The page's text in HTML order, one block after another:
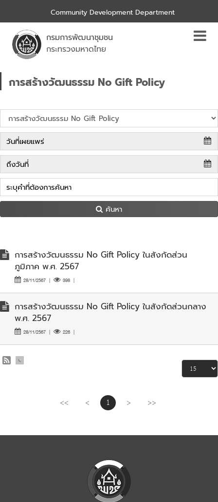
Community Development Department
กรมการพัฒนาชุมชน
กระทรวงมหาดไทย
การสร้างวัฒนธรรม No Gift Policy
ค้นหา
การสร้างวัฒนธรรม No Gift Policy ในสังกัดส่วน
ภูมิภาค พ.ศ. 2567
28/11/2567 | 398 |
การสร้างวัฒนธรรม No Gift Policy ในสังกัดส่วนกลาง
พ.ศ. 2567
28/11/2567 | 226 |
<< < 1 > >>